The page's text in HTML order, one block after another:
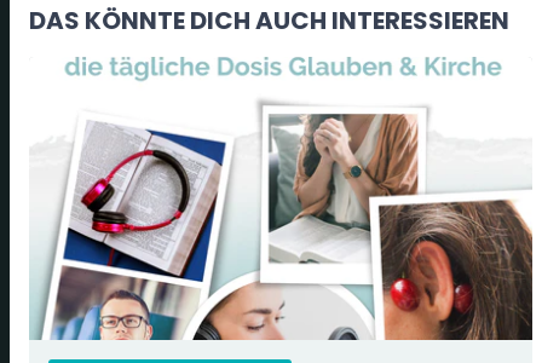
DAS KÖNNTE DICH AUCH INTERESSIEREN